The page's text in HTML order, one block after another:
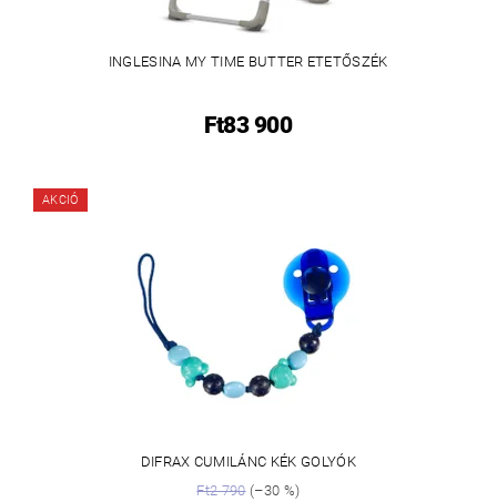
INGLESINA MY TIME BUTTER ETETŐSZÉK
Ft83 900
AKCIÓ
DIFRAX CUMILÁNC KÉK GOLYÓK
Ft2 790(–30 %)